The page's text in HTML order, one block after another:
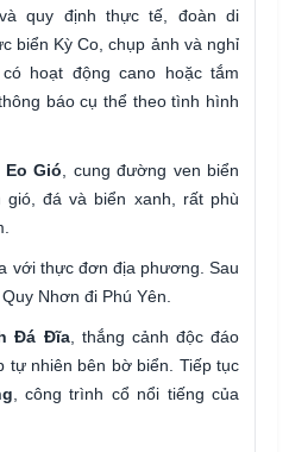
quy định thực tế, đoàn di
biển Kỳ Co, chụp ảnh và nghỉ
hoạt động cano hoặc tắm
báo cụ thể theo tình hình
Eo Gió, cung đường ven biển
gió, đá và biển xanh, rất phù
với thực đơn địa phương. Sau
Nhơn đi Phú Yên.
Đá Đĩa, thắng cảnh độc đáo
tự nhiên bên bờ biển. Tiếp tục
, công trình cổ nổi tiếng của